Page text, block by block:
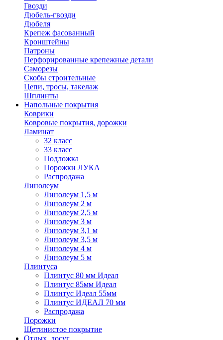
Гвозди
Дюбель-гвозди
Дюбеля
Крепеж фасованный
Кронштейны
Патроны
Перфорированные крепежные детали
Саморезы
Скобы строительные
Цепи, тросы, такелаж
Шплинты
Напольные покрытия
Коврики
Ковровые покрытия, дорожки
Ламинат
32 класс
33 класс
Подложка
Порожки ЛУКА
Распродажа
Линолеум
Линолеум 1,5 м
Линолеум 2 м
Линолеум 2,5 м
Линолеум 3 м
Линолеум 3,1 м
Линолеум 3,5 м
Линолеум 4 м
Линолеум 5 м
Плинтуса
Плинтус 80 мм Идеал
Плинтус 85мм Идеал
Плинтус Идеал 55мм
Плинтус ИДЕАЛ 70 мм
Распродажа
Порожки
Щетинистое покрытие
Отдых, досуг